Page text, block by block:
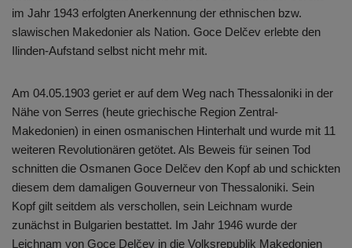
im Jahr 1943 erfolgten Anerkennung der ethnischen bzw.
slawischen Makedonier als Nation. Goce Delčev erlebte den
Ilinden-Aufstand selbst nicht mehr mit.
Am 04.05.1903 geriet er auf dem Weg nach Thessaloniki in der
Nähe von Serres (heute griechische Region Zentral-
Makedonien) in einen osmanischen Hinterhalt und wurde mit 11
weiteren Revolutionären getötet. Als Beweis für seinen Tod
schnitten die Osmanen Goce Delčev den Kopf ab und schickten
diesem dem damaligen Gouverneur von Thessaloniki. Sein
Kopf gilt seitdem als verschollen, sein Leichnam wurde
zunächst in Bulgarien bestattet. Im Jahr 1946 wurde der
Leichnam von Goce Delčev in die Volksrepublik Makedonien